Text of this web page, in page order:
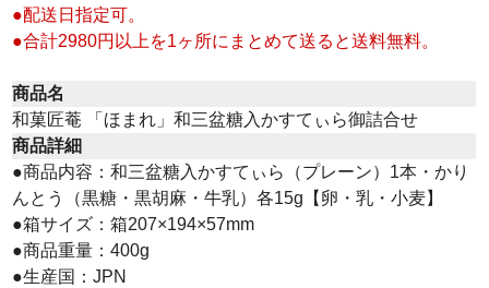
●配送日指定可。
●合計2980円以上を1ヶ所にまとめて送ると送料無料。
商品名
和菓匠菴 「ほまれ」和三盆糖入かすてぃら御詰合せ
商品詳細
●商品内容：和三盆糖入かすてぃら（プレーン）1本・かり
んとう（黒糖・黒胡麻・牛乳）各15g【卵・乳・小麦】
●箱サイズ：箱207×194×57mm
●商品重量：400g
●生産国：JPN